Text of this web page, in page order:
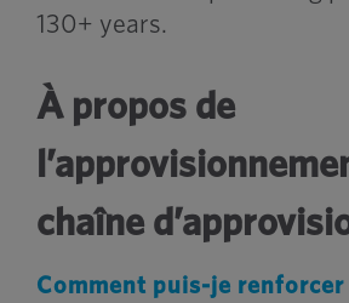
130+ years.
À propos de
chaîne
Comment puis-je renforcer